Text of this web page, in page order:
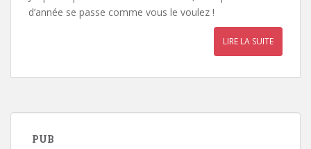
d’année se passe comme vous le voulez !
LIRE LA SUITE
PUB